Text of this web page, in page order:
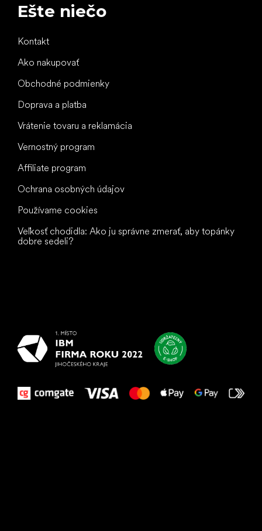
Ešte niečo
Kontakt
Ako nakupovať
Obchodné podmienky
Doprava a platba
Vrátenie tovaru a reklamácia
Vernostný program
Affiliate program
Ochrana osobných údajov
Používame cookies
Veľkosť chodidla: Ako ju správne zmerať, aby topánky
dobre sedeli?